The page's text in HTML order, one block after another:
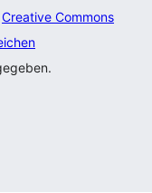
Creative Commons